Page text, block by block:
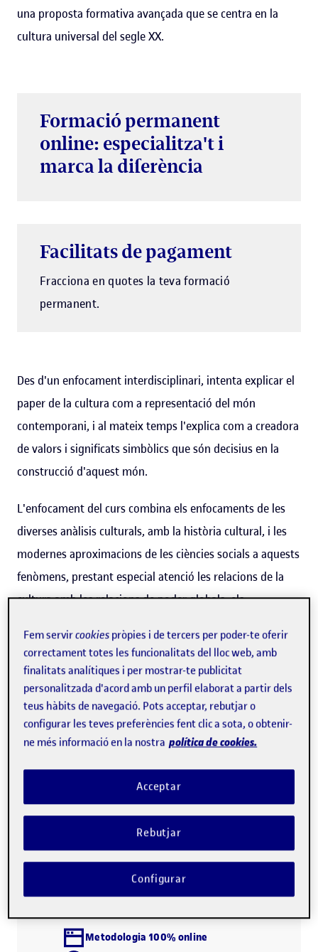
una proposta formativa avançada que se centra en la
cultura universal del segle XX.
Formació permanent
online: especialitza't i
marca la diferència
Facilitats de pagament
Fracciona en quotes la teva formació
permanent.
Des d'un enfocament interdisciplinari, intenta explicar el
paper de la cultura com a representació del món
contemporani, i al mateix temps l'explica com a creadora
de valors i significats simbòlics que són decisius en la
construcció d'aquest món.
L'enfocament del curs combina els enfocaments de les
diverses anàlisis culturals, amb la història cultural, i les
modernes aproximacions de les ciències socials a aquests
fenòmens, prestant especial atenció les relacions de la
cultura amb les relacions de poder globals, els
la identitat, característics del segle XX.
Al mateix temps presta atenció a les relacions, sovint
ambigües, entre modernitat i tradició, espai i cultura, i al
pluralisme característic del nostre temps.
processos culturals i les condicions sociohistòriques de la
seva producció, adquireix una mirada crítica i profunda
sobre la cultura contemporània.
Descarrega el programa (PDF)
Metodologia 100% online
Fem servircookies pròpies i de tercers per poder-te oferir
correctament totes les funcionalitats del lloc web, amb
finalitats analítiques i per mostrar-te publicitat
personalitzada d'acord amb un perfil elaborat a partir dels
teus hàbits de navegació. Pots acceptar, rebutjar o
configurar les teves preferències fent clic a sota, o obtenir-
ne més informació en la nostra política de cookies.
Rebutjar
Acceptar
Configurar